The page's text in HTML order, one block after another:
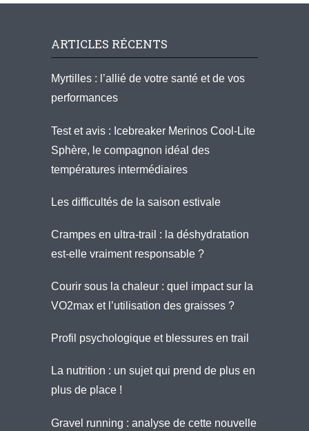
ARTICLES RÉCENTS
Myrtilles : l’allié de votre santé et de vos
performances
Test et avis : Icebreaker Merinos Cool-Lite
Sphère, le compagnon idéal des
températures intermédiaires
Les difficultés de la saison estivale
Crampes en ultra-trail : la déshydratation
est-elle vraiment responsable ?
Courir sous la chaleur : quel impact sur la
VO2max et l’utilisation des graisses ?
Profil psychologique et blessures en trail
La nutrition : un sujet qui prend de plus en
plus de place !
Gravel running : analyse de cette nouvelle